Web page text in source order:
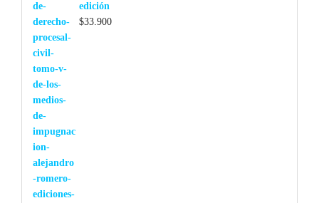
edición
$33.900